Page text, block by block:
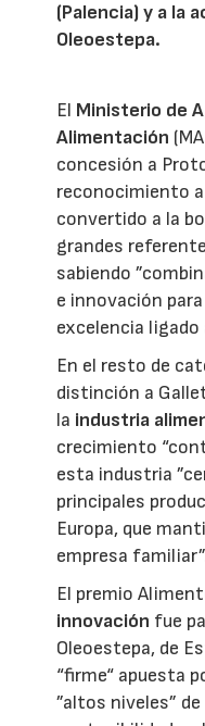
(Palencia) y a la
Oleoestepa.
El Ministerio de
Alimentación
concesión a
reconocimiento
convertido a la
grandes
sabiendo
e innovación
excelencia
En el resto de
distinción a
la industria
crecimiento
esta industria
principales
Europa, que
empresa
El premio
innovación fue
Oleoestepa, de
“firme“ apuesta
”altos niveles”